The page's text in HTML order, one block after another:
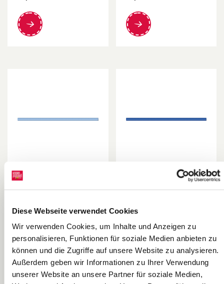
Diese Webseite verwendet Cookies
Wir verwenden Cookies, um Inhalte und Anzeigen zu
personalisieren, Funktionen für soziale Medien anbieten zu
können und die Zugriffe auf unsere Website zu analysieren.
Außerdem geben wir Informationen zu Ihrer Verwendung
unserer Website an unsere Partner für soziale Medien,
goldgelb
mittelrot
cm, 42 g/m²,
hellblau
Heyda
Pergamin Rolle |
cm, 42 g/m²,
mittelblau
Heyda